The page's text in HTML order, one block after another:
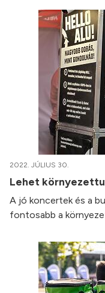
2022. JÚLIUS 30.
Lehet
A jó koncertek és a
fontosabb a